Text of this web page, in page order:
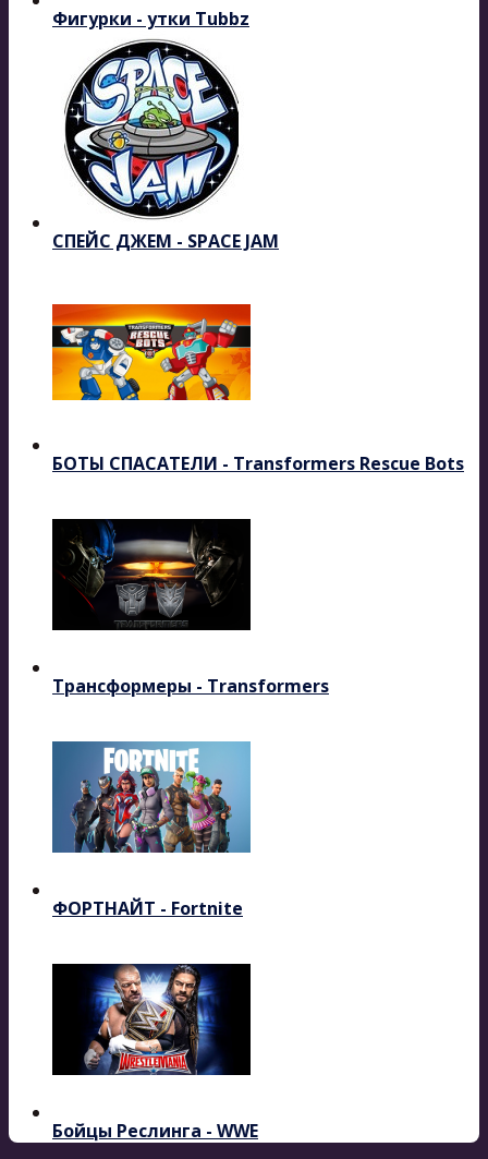
Фигурки - утки Tubbz
СПЕЙС ДЖЕМ - SPACE JAM
БОТЫ СПАСАТЕЛИ - Transformers Rescue Bots
Трансформеры - Transformers
ФОРТНАЙТ - Fortnite
Бойцы Реслинга - WWE